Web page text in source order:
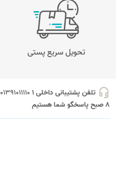
تحویل سریع پستی
headset_mic تلفن پشتیبانی داخلی 1 01391011110 - 09034646082
8 صبح پاسخگو شما هستیم